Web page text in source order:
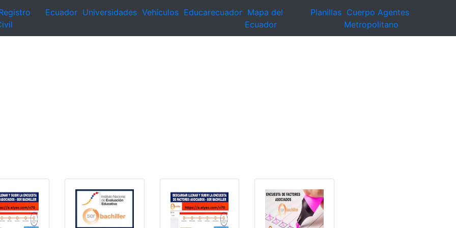
Ecuador Universidades Vehículos Educarecuador Mapa del
Ecuador
Planillas Cuerpo Agentes
Metropolitano